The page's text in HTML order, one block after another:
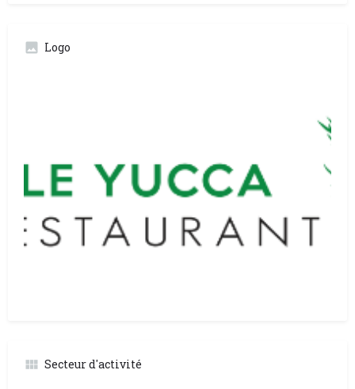
Logo
Secteur d'activité